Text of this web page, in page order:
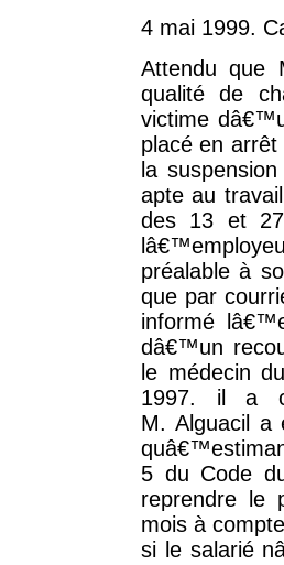
4 mai 1999.
Attendu que
qualité de
victime
placé en
la
apte au
des 13 et
préalable à
que par
informé
dâ€™un
le médecin
1997. il a
M. Alguacil a
5 du Code
reprendre le
mois à
si le salarié